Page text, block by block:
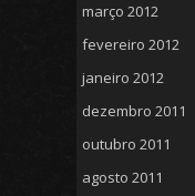
março 2012
fevereiro 2012
janeiro 2012
dezembro 2011
outubro 2011
agosto 2011